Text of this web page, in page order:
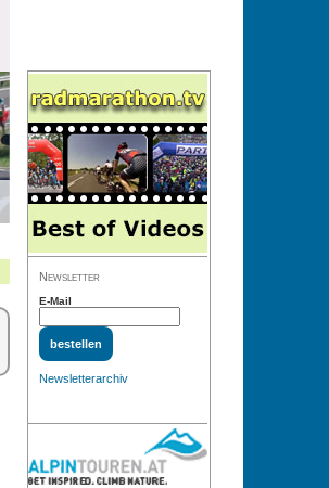
Newsletter
E-Mail
Newsletterarchiv